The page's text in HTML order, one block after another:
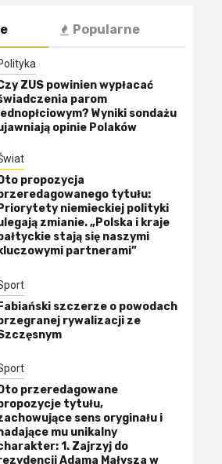
Popularne
ZUS powinien wypłacać
parom
Wyniki sondażu
opinie Polaków
propozycja
tytułu:
Priorytety niemieckiej polityki
zmianie. „Polska i kraje
bałtyckie stają się naszymi
kluczowymi partnerami”
Fabiański szczerze o powodach
rywalizacji ze
przeredagowane
tytułu,
sens oryginału i
mu unikalny
1. Zajrzyj do
Adama Małysza w